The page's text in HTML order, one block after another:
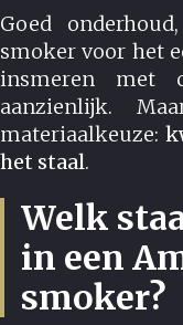
Goed
smoker voor het
insmeren met
aanzienlijk.
materiaalkeuze:
het staal.
Welk
in een
smoker?